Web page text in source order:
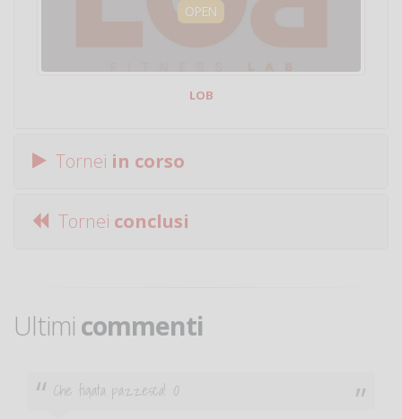
OPEN
LOB
Tornei in corso
Tornei conclusi
Ultimi commenti
Ciao. Sono a Treviglio da poco e vorrei tornare a
giocare. Se sei in zona e puoi giocare fammi sapere.